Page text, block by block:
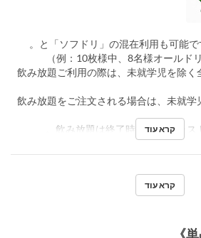
＊ 飲み放題ご利用の際は、未就学児を除
＊ 飲み放題をご注文される場合は、未就
קרא עוד
קרא עוד